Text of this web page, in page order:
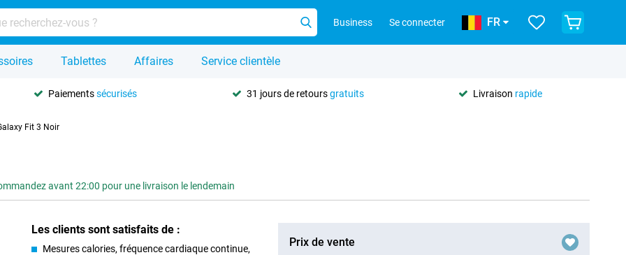
Business Se connecter FR
Tablettes Affaires Service clientèle
Paiementssécurisés 31 jours de retoursgratuits Livraison rapide
Fit 3 Noir
avant 22:00 pour une livraison le lendemain
Les clients sont satisfaits de :
Mesures calories, fréquence cardiaque continue,
Prix de vente